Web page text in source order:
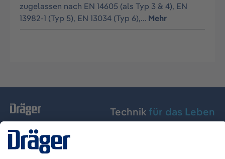
zugelassen nach EN 14605 (als Typ 3 & 4), EN
13982-1 (Typ 5), EN 13034 (Typ 6),… Mehr
Technik für das Leben
Dräger Austria GmbH